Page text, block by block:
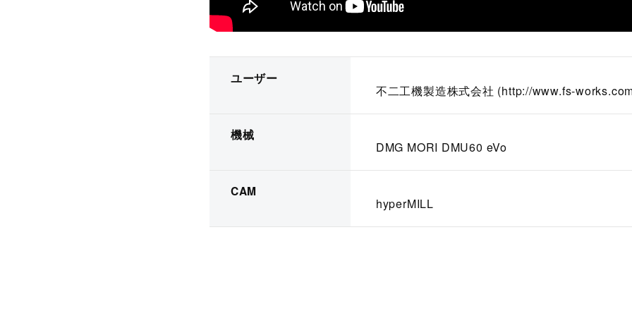
ユーザー
不二工機製造株式会社 (http://www.fs-
機械
DMG MORI DMU60 eVo
CAM
hyperMILL